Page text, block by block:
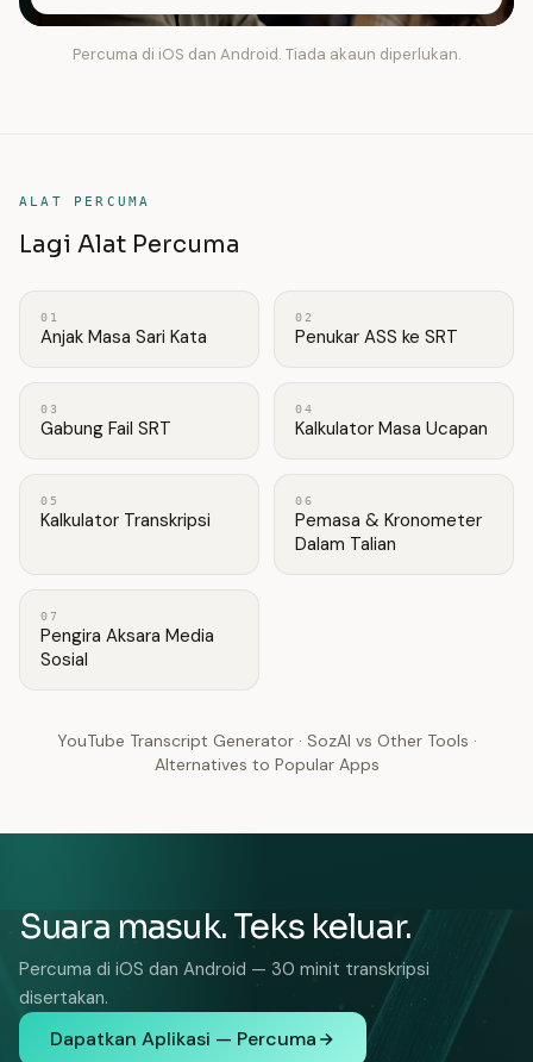
Percuma di iOS dan Android. Tiada akaun diperlukan.
ALAT PERCUMA
Lagi Alat Percuma
01
Anjak Masa Sari Kata
02
Penukar ASS ke SRT
03
Gabung Fail SRT
04
Kalkulator Masa Ucapan
05
Kalkulator Transkripsi
06
Pemasa & Kronometer
Dalam Talian
07
Pengira Aksara Media
Sosial
YouTube Transcript Generator· SozAI vs Other Tools ·
Alternatives to Popular Apps
Suara masuk. Teks keluar.
Percuma di iOS dan Android — 30 minit transkripsi
disertakan.
Dapatkan Aplikasi — Percuma